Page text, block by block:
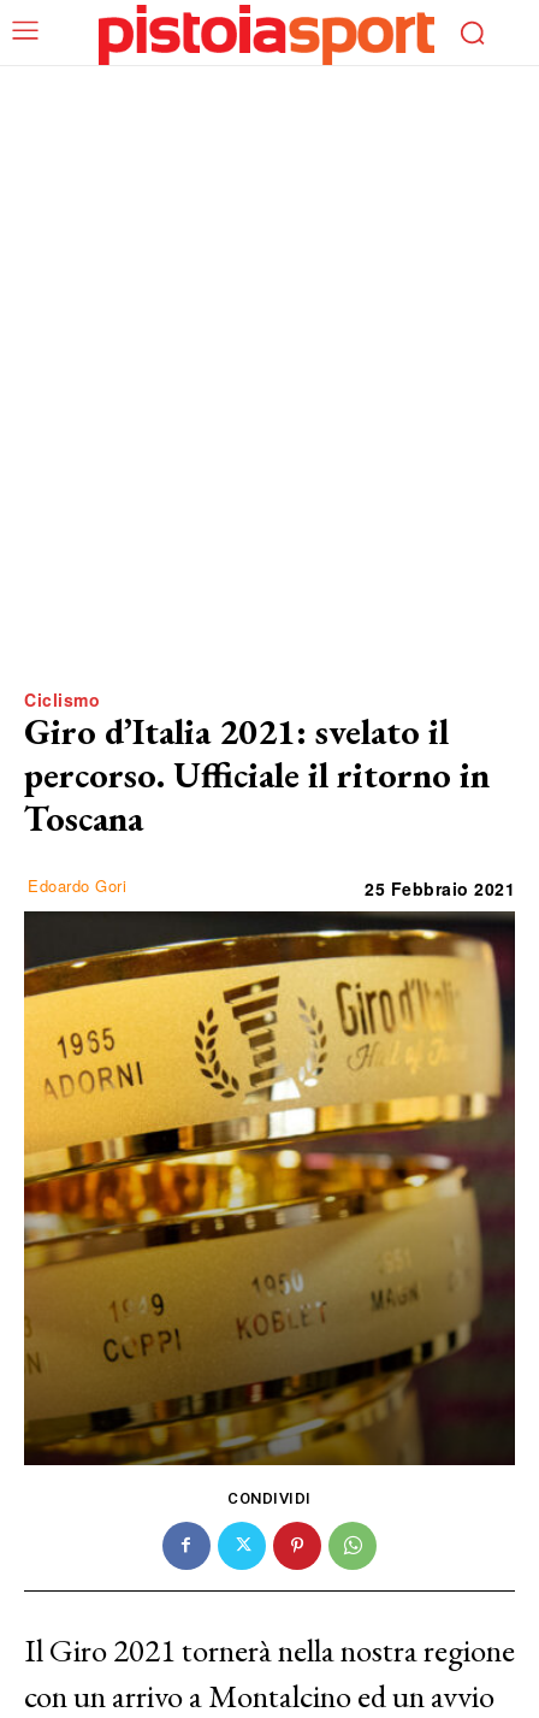
Ciclismo
Giro d’Italia 2021: svelato il
percorso. Ufficiale il ritorno in
Toscana
Edoardo Gori 25 Febbraio 2021
CONDIVIDI
Il Giro 2021 tornerà nella nostra regione
con un arrivo a Montalcino ed un avvio